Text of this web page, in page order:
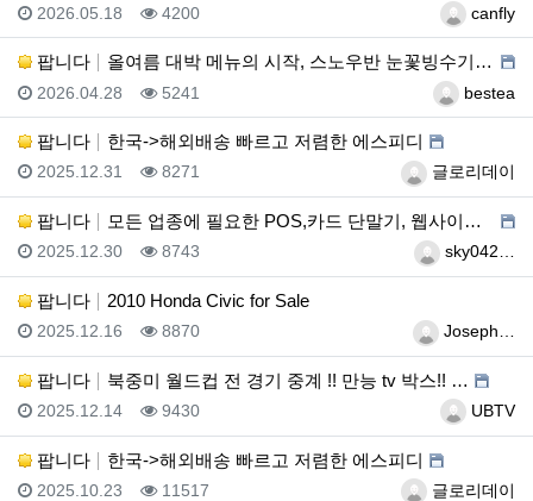
등록자canfly
등록일
2026.05.18 조회
4200
팝니다 올여름 대박 메뉴의 시작, 스노우반 눈꽃빙수기 판매합니…
등록자bestea
등록일
2026.04.28 조회
5241
팝니다 한국->해외배송 빠르고 저렴한 에스피디
등록자글로리데이
등록일
2025.12.31 조회
8271
팝니다 모든 업종에 필요한 POS,카드 단말기, 웹사이트 제작…
등록자sky042…
등록일
2025.12.30 조회
8743
팝니다 2010 Honda Civic for Sale
등록자Joseph…
등록일
2025.12.16 조회
8870
팝니다 북중미 월드컵 전 경기 중계 !! 만능 tv 박스!! …
등록자UBTV
등록일
2025.12.14 조회
9430
팝니다 한국->해외배송 빠르고 저렴한 에스피디
등록자글로리데이
등록일
2025.10.23 조회
11517